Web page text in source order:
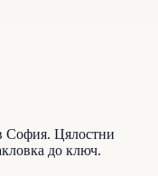
София. Цялостни
до ключ.